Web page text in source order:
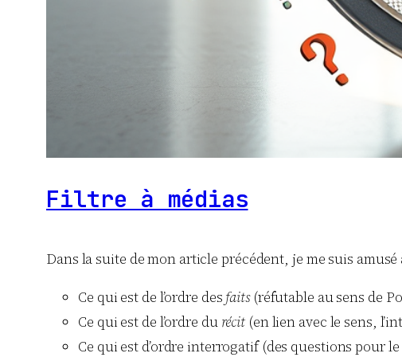
Filtre à médias
Dans la suite de mon article précédent, je me suis
Ce qui est de l’ordre des faits(réfutable au sens de
Ce qui est de l’ordre du récit (en lien avec le sens,
Ce qui est d’ordre interrogatif (des questions pour